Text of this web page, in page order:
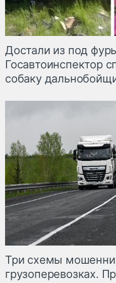
Достали из под
Госавтоинспектор
собаку
Три схемы
грузоперевозках.